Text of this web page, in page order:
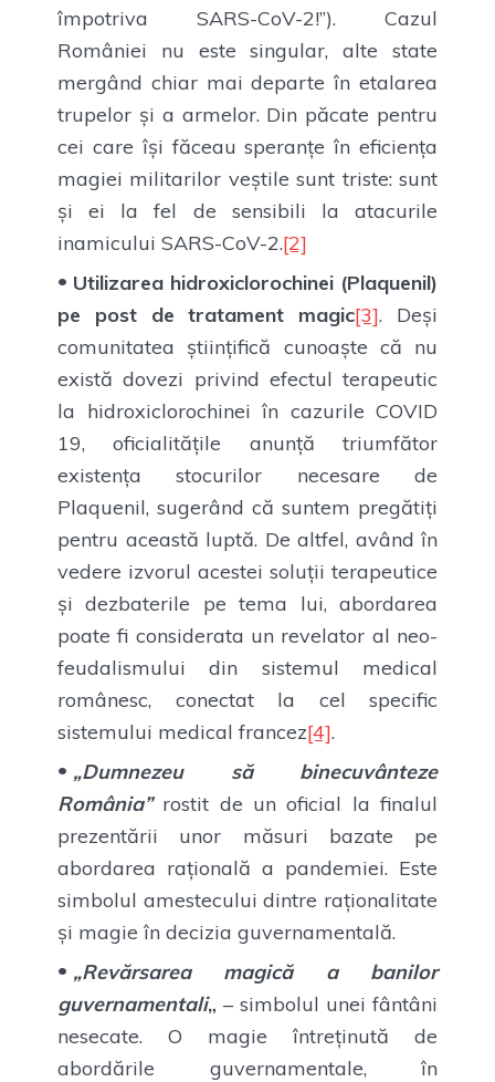
împotriva SARS-CoV-2!”). Cazul
României nu este singular, alte state
mergând chiar mai departe în etalarea
trupelor și a armelor. Din păcate pentru
cei care își făceau speranțe în eficiența
magiei militarilor veștile sunt triste: sunt
și ei la fel de sensibili la atacurile
inamicului SARS-CoV-2.[2]
Utilizarea hidroxiclorochinei (Plaquenil)
pe post de tratament magic[3]. Deși
comunitatea științifică cunoaște că nu
există dovezi privind efectul terapeutic
la hidroxiclorochinei în cazurile COVID
19, oficialitățile anunță triumfător
existența stocurilor necesare de
Plaquenil, sugerând că suntem pregătiți
pentru această luptă. De altfel, având în
vedere izvorul acestei soluții terapeutice
și dezbaterile pe tema lui, abordarea
poate fi considerata un revelator al neo-
feudalismului din sistemul medical
românesc, conectat la cel specific
sistemului medical francez[4].
„Dumnezeu să binecuvânteze
România”rostit de un oficial la finalul
prezentării unor măsuri bazate pe
abordarea rațională a pandemiei. Este
simbolul amestecului dintre raționalitate
și magie în decizia guvernamentală.
„Revărsarea magică a banilor
guvernamentali„ – simbolul unei fântâni
nesecate. O magie întreținută de
abordările guvernamentale, în